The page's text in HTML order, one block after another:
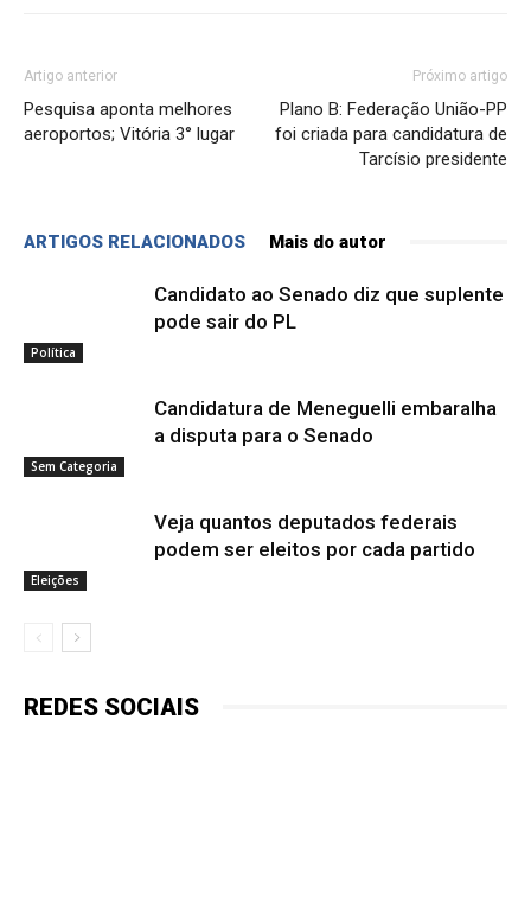
Artigo anterior
Pesquisa aponta melhores
aeroportos; Vitória 3° lugar
Próximo artigo
Plano B: Federação União-PP
foi criada para candidatura de
Tarcísio presidente
ARTIGOS RELACIONADOS Mais do autor
Política
Candidato ao Senado diz que suplente
pode sair do PL
Sem Categoria
Candidatura de Meneguelli embaralha
a disputa para o Senado
Eleições
Veja quantos deputados federais
podem ser eleitos por cada partido
REDES SOCIAIS